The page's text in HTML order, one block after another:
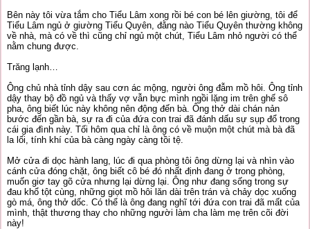
Bên này tôi vừa tắm cho Tiểu Lâm xong rồi bé con bé lên giường, tôi để
Tiểu Lâm ngủ ở giường Tiểu Quyên, đằng nào Tiểu Quyên thường không
về nhà, mà có về thì cũng chỉ ngủ một chút, Tiểu Lâm nhỏ người có thể
nằm chung được.
Trăng lạnh…
Ông chủ nhà tỉnh dậy sau cơn ác mộng, người ông đẫm mồ hôi. Ông tỉnh
dậy thay bộ đồ ngủ và thấy vợ vẫn bực mình ngồi lặng im trên ghế sô
pha, ông biết lúc này không nên động đến bà. Ông thở dài chán nản
bước đến gần bà, sự ra đi của đứa con trai đã đánh dấu sự sụp đổ trong
cái gia đình này. Tối hôm qua chỉ là ông có về muộn một chút mà bà đã
la lối, tính khí của bà càng ngày càng tồi tệ.
Mở cửa đi dọc hành lang, lúc đi qua phòng tôi ông dừng lại và nhìn vào
cánh cửa đóng chặt, ông biết cô bé đó nhất định đang ở trong phòng,
muốn giơ tay gõ cửa nhưng lại dừng lại. Ông như đang sống trong sự
đau khổ tột cùng, những giọt mồ hôi lăn dài trên trán và chảy dọc xuống
gò má, ông thở dốc. Có thể là ông đang nghĩ tới đứa con trai đã mất của
mình, thật thương thay cho những người làm cha làm mẹ trên cõi đời
này!